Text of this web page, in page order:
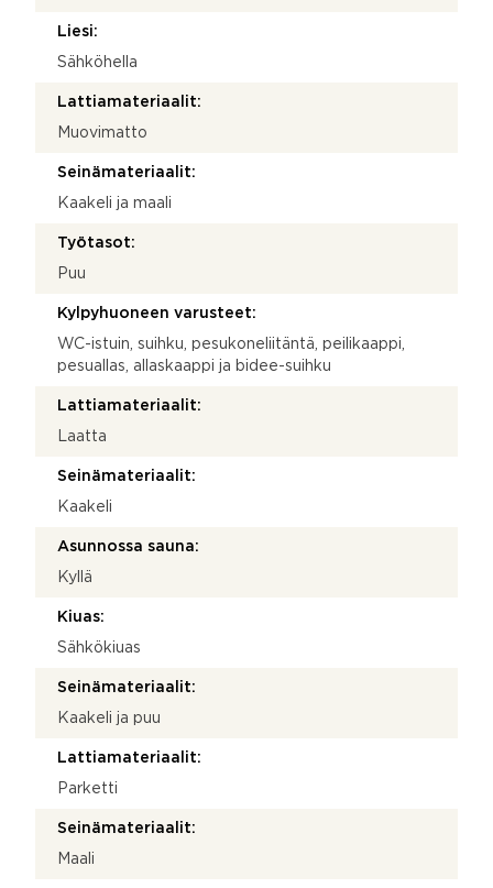
Liesi:
Sähköhella
Lattiamateriaalit:
Muovimatto
Seinämateriaalit:
Kaakeli ja maali
Työtasot:
Puu
Kylpyhuoneen varusteet:
WC-istuin, suihku, pesukoneliitäntä, peilikaappi,
pesuallas, allaskaappi ja bidee-suihku
Lattiamateriaalit:
Laatta
Seinämateriaalit:
Kaakeli
Asunnossa sauna:
Kyllä
Kiuas:
Sähkökiuas
Seinämateriaalit:
Kaakeli ja puu
Lattiamateriaalit:
Parketti
Seinämateriaalit:
Maali